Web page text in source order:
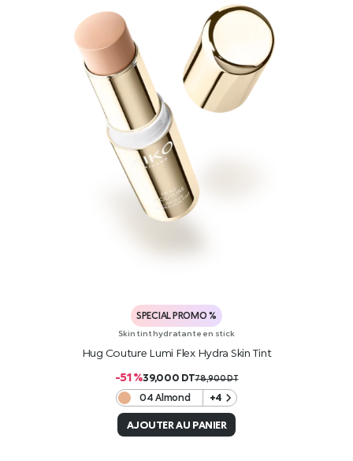
SPECIAL PROMO %
Skin tint hydratante en stick
Hug Couture Lumi Flex Hydra Skin Tint
-51 %39,000 DT78,900DT
04 Almond +4
AJOUTER AU PANIER